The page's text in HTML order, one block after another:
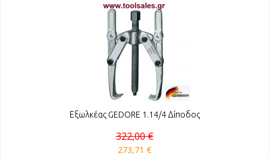
Εξωλκέας GEDORE 1.14/4 Δίποδος
322,00 €
273,71 €